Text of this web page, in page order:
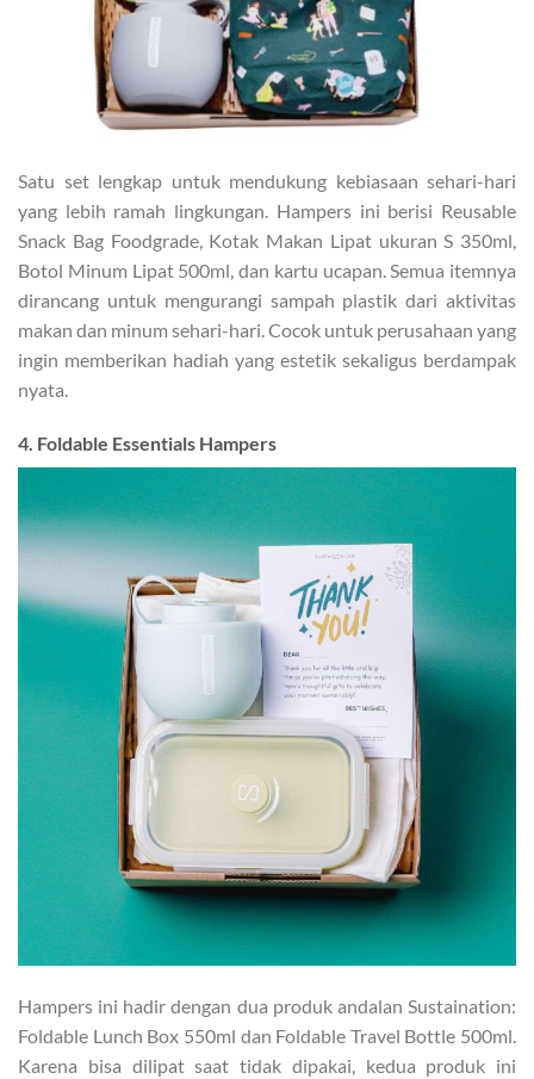
Satu set lengkap untuk mendukung kebiasaan sehari-hari
yang lebih ramah lingkungan. Hampers ini berisi Reusable
Snack Bag Foodgrade, Kotak Makan Lipat ukuran S 350ml,
Botol Minum Lipat 500ml, dan kartu ucapan. Semua itemnya
dirancang untuk mengurangi sampah plastik dari aktivitas
makan dan minum sehari-hari. Cocok untuk perusahaan yang
ingin memberikan hadiah yang estetik sekaligus berdampak
nyata.
4. Foldable Essentials Hampers
Hampers ini hadir dengan dua produk andalan Sustaination:
Foldable Lunch Box 550ml dan Foldable Travel Bottle 500ml.
Karena bisa dilipat saat tidak dipakai, kedua produk ini